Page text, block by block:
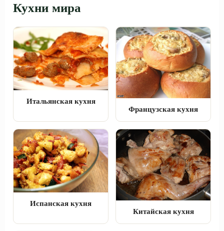
Кухни мира
Итальянская кухня
Французская кухня
Испанская кухня
Китайская кухня